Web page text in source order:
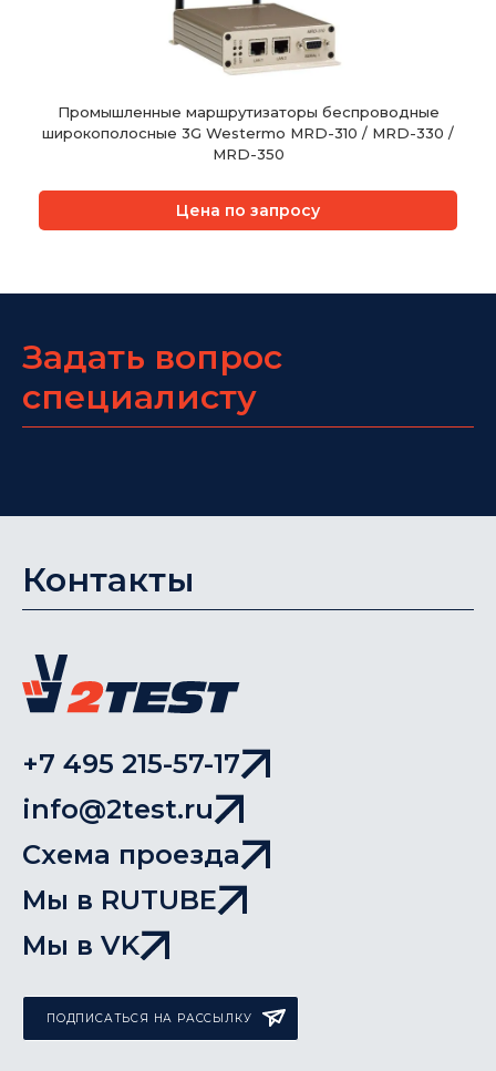
Промышленные маршрутизаторы беспроводные
широкополосные 3G Westermo MRD-310 / MRD-330 /
MRD-350
Цена по запросу
Задать вопрос
специалисту
Контакты
+7 495 215-57-17
info@2test.ru
Схема проезда
Мы в RUTUBE
Мы в VK
ПОДПИСАТЬСЯ НА РАССЫЛКУ